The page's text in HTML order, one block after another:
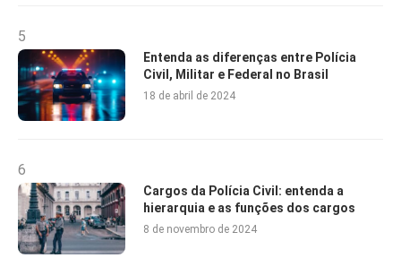
5
Entenda as diferenças entre Polícia
Civil, Militar e Federal no Brasil
18 de abril de 2024
6
Cargos da Polícia Civil: entenda a
hierarquia e as funções dos cargos
8 de novembro de 2024